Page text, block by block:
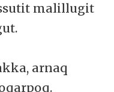
malillugit
arnaq